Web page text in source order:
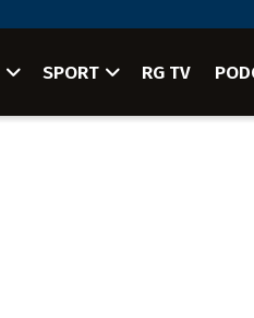
SPORT RG TV